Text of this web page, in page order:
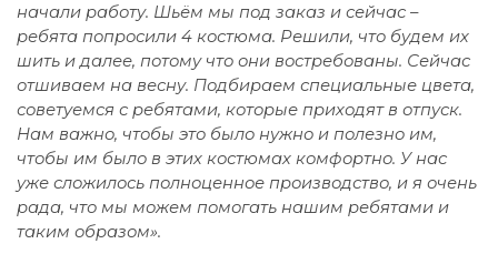
начали работу. Шьём мы под заказ и сейчас –
ребята попросили 4 костюма. Решили, что будем их
шить и далее, потому что они востребованы. Сейчас
отшиваем на весну. Подбираем специальные цвета,
советуемся с ребятами, которые приходят в отпуск.
Нам важно, чтобы это было нужно и полезно им,
чтобы им было в этих костюмах комфортно. У нас
уже сложилось полноценное производство, и я очень
рада, что мы можем помогать нашим ребятами и
таким образом».